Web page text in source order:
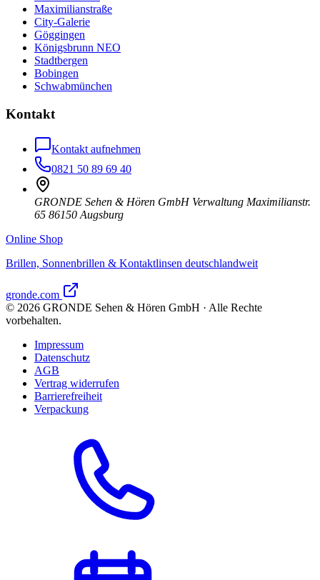
Maximilianstraße
City-Galerie
Göggingen
Königsbrunn NEO
Stadtbergen
Bobingen
Schwabmünchen
Kontakt
Kontakt aufnehmen
0821 50 89 69 40
GRONDE Sehen & Hören GmbH Verwaltung Maximilianstr.
65 86150 Augsburg
Online Shop
Brillen, Sonnenbrillen & Kontaktlinsen deutschlandweit
gronde.com
© 2026 GRONDE Sehen & Hören GmbH · Alle Rechte
vorbehalten.
Impressum
Datenschutz
AGB
Vertrag widerrufen
Barrierefreiheit
Verpackung